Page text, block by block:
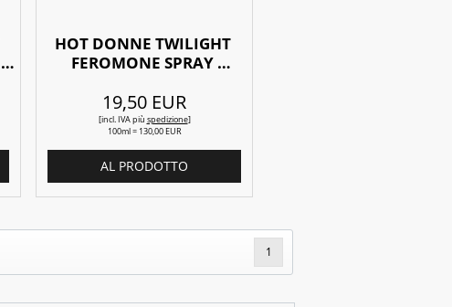
HOT DONNE TWILIGHT
FEROMONE SPRAY
19,50 EUR
[incl. IVApiù spedizione]
100ml = 130,00 EUR
AL PRODOTTO
1